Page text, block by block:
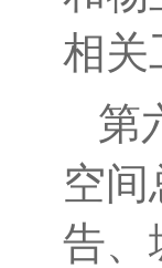
相关
第
空
告、